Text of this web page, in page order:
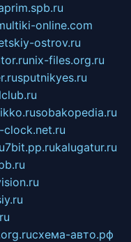
online.com
ostrov.ru
nix-files.org.ru
sputnikyes.ru
sobakopedia.ru
clock.net.ru
7bit.pp.rukalugatur.ru
схема-авто.рф